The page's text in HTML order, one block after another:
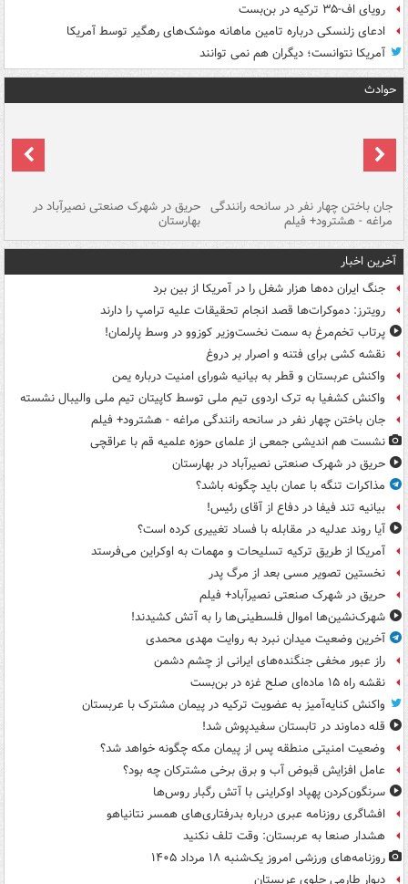
رویای اف-۳۵ ترکیه در بن‌بست
ادعای زلنسکی درباره تامین ماهانه موشک‌های رهگیر توسط آمریکا
آمریکا نتوانست؛ دیگران هم نمی توانند
حوادث
جان باختن چهار نفر در سانحه رانندگی
مراغه - هشترود+ فیلم
حریق در شهرک صنعتی نصیرآباد در
بهارستان
آخرین اخبار
جنگ ایران ده‌ها هزار شغل را در آمریکا از بین برد
رویترز: دموکرات‌ها قصد انجام تحقیقات علیه ترامپ را دارند
پرتاب تخم‌مرغ به سمت نخست‌وزیر کوزوو در وسط پارلمان!
نقشه کشی برای فتنه و اصرار بر دروغ
واکنش عربستان و قطر به بیانیه شورای امنیت درباره یمن
واکنش کشفیا به ترک اردوی تیم ملی توسط کاپیتان تیم ملی والیبال نشسته
جان باختن چهار نفر در سانحه رانندگی مراغه - هشترود+ فیلم
نشست هم اندیشی جمعی از علمای حوزه علمیه قم با عراقچی
حریق در شهرک صنعتی نصیرآباد در بهارستان
مذاکرات تنگه با عمان باید چگونه باشد؟
بیانیه تند فیفا در دفاع از آقای رئیس!
آیا روند عدلیه در مقابله با فساد تغییری کرده است؟
آمریکا از طریق ترکیه تسلیحات و مهمات به اوکراین می‌فرستد
نخستین تصویر مسی بعد از مرگ پدر
حریق در شهرک صنعتی نصیرآباد+ فیلم
شهرک‌نشین‌ها اموال فلسطینی‌ها را به آتش کشیدند!
آخرین وضعیت میدان نبرد به روایت مهدی محمدی
راز عبور مخفی جنگنده‌های ایرانی از چشم دشمن
نقشه راه ۱۵ ماده‌ای صلح غزه در بن‌بست
واکنش کنایه‌آمیز به عضویت ترکیه در پیمان مشترک با عربستان
قله دماوند در تابستان سفیدپوش شد!
وضعیت امنیتی منطقه پس از پیمان مکه چگونه خواهد شد؟
عامل افزایش قبوض آب و برق برخی مشترکان چه بود؟
سرنگون‌کردن پهپاد اوکراینی با آتش رگبار روس‌ها
افشاگری روزنامه عبری درباره بدرفتاری‌های همسر نتانیاهو
هشدار صنعا به عربستان: وقت تلف نکنید
روزنامه‌های ورزشی امروز یک‌شنبه ۱۸ مرداد ۱۴۰۵
دیوار طارمی جلوی عربستان